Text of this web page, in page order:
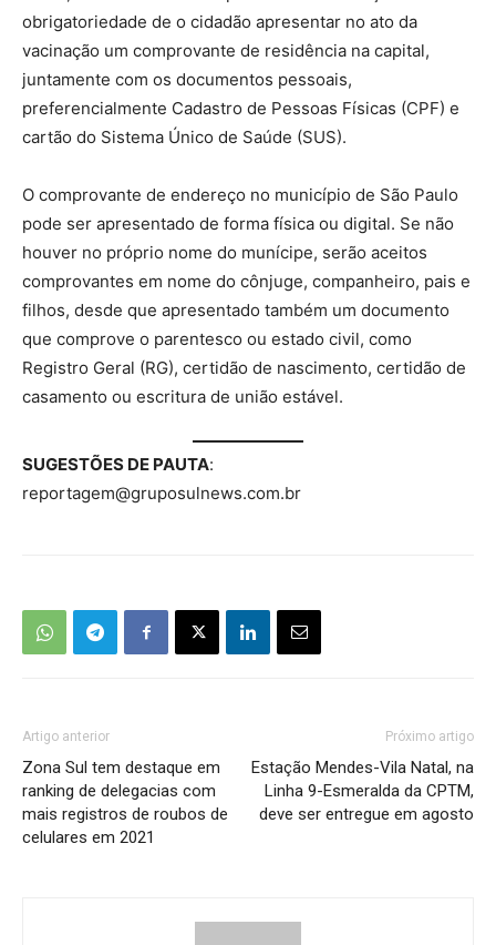
obrigatoriedade de o cidadão apresentar no ato da
vacinação um comprovante de residência na capital,
juntamente com os documentos pessoais,
preferencialmente Cadastro de Pessoas Físicas (CPF) e
cartão do Sistema Único de Saúde (SUS).
O comprovante de endereço no município de São Paulo
pode ser apresentado de forma física ou digital. Se não
houver no próprio nome do munícipe, serão aceitos
comprovantes em nome do cônjuge, companheiro, pais e
filhos, desde que apresentado também um documento
que comprove o parentesco ou estado civil, como
Registro Geral (RG), certidão de nascimento, certidão de
casamento ou escritura de união estável.
SUGESTÕES DE PAUTA:
reportagem@gruposulnews.com.br
Artigo anterior
Zona Sul tem destaque em
ranking de delegacias com
mais registros de roubos de
celulares em 2021
Próximo artigo
Estação Mendes-Vila Natal, na
Linha 9-Esmeralda da CPTM,
deve ser entregue em agosto